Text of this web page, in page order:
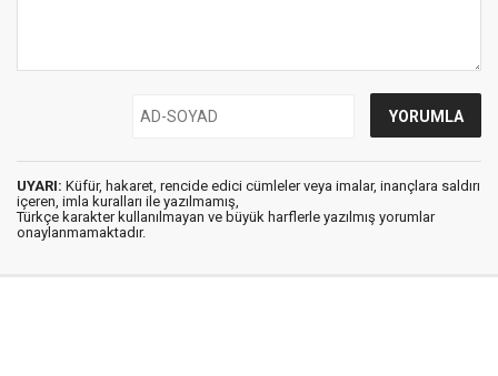
UYARI: Küfür, hakaret, rencide edici cümleler veya imalar, inançlara saldırı
içeren, imla kuralları ile yazılmamış,
Türkçe karakter kullanılmayan ve büyük harflerle yazılmış yorumlar
onaylanmamaktadır.